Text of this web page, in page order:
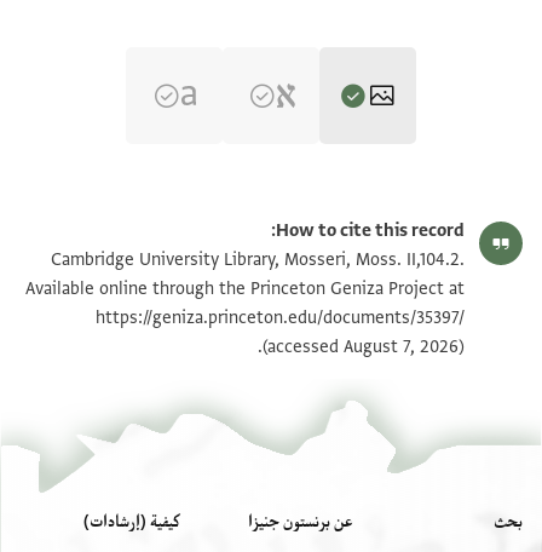
Moss. II,104.2 1r
بيان أذونات الصورة
How to cite this record:
Cambridge University Library, Mosseri, Moss. II,104.2.
Available online through the Princeton Geniza Project at
https://geniza.princeton.edu/documents/35397/
(accessed August 7, 2026).
بحث عن برنستون جنيزا كيفية (إرشادات)